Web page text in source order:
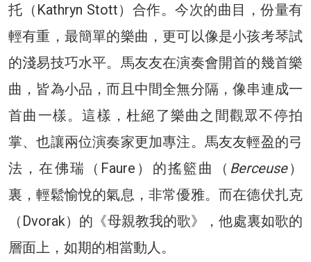
托（Kathryn Stott）合作。今次的曲目，份量有
輕有重，最簡單的樂曲，更可以像是小孩考琴試
的淺易技巧水平。馬友友在演奏會開首的幾首樂
曲，皆為小品，而且中間全無分隔，像串連成一
首曲一樣。這樣，杜絕了樂曲之間觀眾不停拍
掌、也讓兩位演奏家更加專注。馬友友輕盈的弓
法，在佛瑞（Faure）的搖籃曲（ Berceuse）
裏，輕鬆愉悅的氣息，非常優雅。而在德伏扎克
（Dvorak）的《母親教我的歌》，他處裏如歌的
層面上，如期的相當動人。